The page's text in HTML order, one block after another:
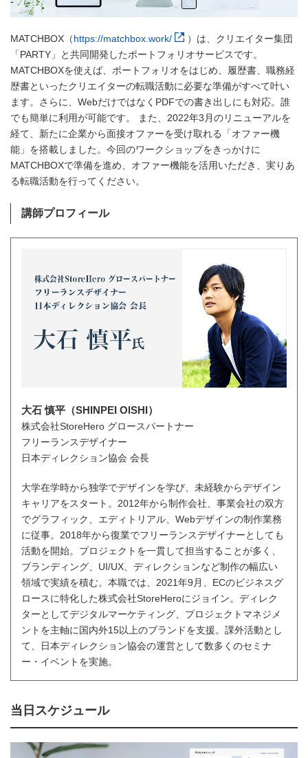
MATCHBOX（https://matchbox.work/
）は、クリエイター集団
「PARTY」と共同開発したポートフォリオサービスです。
MATCHBOXを使えば、ポートフォリオをはじめ、履歴書、職務経
歴書といったクリエイターの転職活動に必要な準備がすべて叶い
ます。さらに、WebだけではなくPDFでの書き出しにも対応。誰
でも簡単に利用が可能です。 また、2022年3月のリニューアルを
経て、新たに企業から面接オファーを受け取れる「オファー機
能」を搭載しました。今回のワークショップをきっかけに
MATCHBOXで準備を進め、オファー機能を活用いただき、実りあ
る転職活動を行ってください。
講師プロフィール
大石 慎平（SHINPEI OISHI）
株式会社StoreHero グロースパートナー
フリーランスデザイナー
日本ディレクション協会 会長
大学在学時から独学でデザインを学び、未経験からデザイン
キャリアをスタート。2012年から制作会社、事業会社の双方
でグラフィック、エディトリアル、Webデザインの制作業務
に従事。2018年から復業でフリーランスデザイナーとしても
活動を開始。プロジェクトを一貫して担当することが多く、
ブランディング、UI/UX、ディレクションなど制作の幅広い
領域で実績を積む。本職では、2021年9月、ECのビジネスグ
ロースに特化した株式会社StoreHeroにジョイン。ディレク
ターとしてデジタルマーケティング、プロジェクトマネジメ
ントを主軸に国内外15以上のブランドを支援。課外活動とし
て、日本ディレクション協会の運営として数多くのセミナ
ー・イベントを実施。
当日スケジュール